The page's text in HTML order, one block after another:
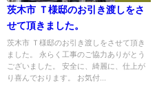
茨木市 Ｔ様邸のお引き渡しをさ
せて頂きました。
茨木市 Ｔ様邸のお引き渡しをさせて頂き
ました。 永らく工事のご協力ありがとう
ございました。 安全に、綺麗に、仕上が
り喜んでおります。 お気付...